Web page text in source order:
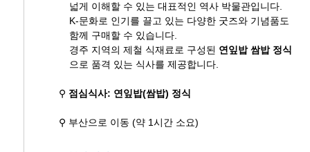
넓게 이해할 수 있는 대표적인 역사 박물관입니다.
K-문화로 인기를 끌고 있는 다양한 굿즈와 기념품도
함께 구매할 수 있습니다.
경주 지역의 제철 식재료로 구성된 연잎밥 쌈밥 정식
으로 품격 있는 식사를 제공합니다.
⚲ 점심식사: 연잎밥(쌈밥) 정식
⚲ 부산으로 이동 (약 1시간 소요)